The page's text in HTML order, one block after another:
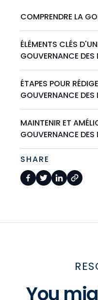
COMPRENDRE LA
ÉLÉMENTS CLÉS
GOUVERNANCE DES
ÉTAPES POUR
GOUVERNANCE DES
MAINTENIR ET
GOUVERNANCE DES
SHARE
You